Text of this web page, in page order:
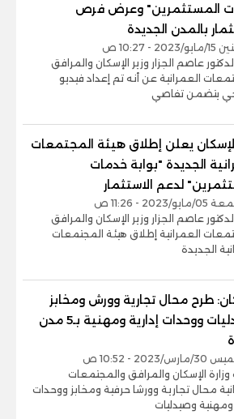
المستثمرين" وعرض فرص
بالمدن الجديدة
2023 - 10:27 ص
عاصم الجزار وزير الإسكان والمرافق
العمرانية عن أنه تم إعداد فيديو
يتضمن تفاصي
يعلن إطلاق هيئة المجتمعات
الجديدة "بوابة خدمات
لدعم الاستثمار
2023 - 11:26 ص
عاصم الجزار وزير الإسكان والمرافق
العمرانية إطلاق هيئة المجتمعات
الجديدة
طرح محال تجارية وورش ومخابز
وصيدليات ووحدات إدارية ومهنية بـ5 مدن
2023 - 10:52 ص
الإسكان والمرافق والمجتمعات
محال تجارية وورشا حرفية ومخابز ووحدات
ومهنية وصيدليات